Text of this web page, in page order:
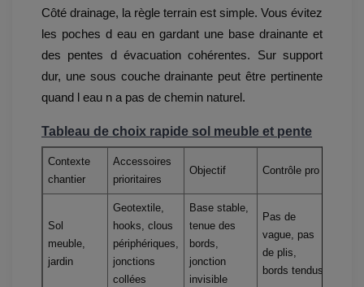
Côté drainage, la règle terrain est simple. Vous évitez
les poches d eau en gardant une base drainante et
des pentes d évacuation cohérentes. Sur support
dur, une sous couche drainante peut être pertinente
quand l eau n a pas de chemin naturel.
Tableau de choix rapide sol meuble et pente
Contexte
chantier
Accessoires
prioritaires
Objectif Contrôle pro
Sol
meuble,
jardin
Geotextile,
hooks, clous
périphériques,
jonctions
collées
Base stable,
tenue des
bords,
jonction
invisible
Pas de
vague, pas
de plis,
bords tendus